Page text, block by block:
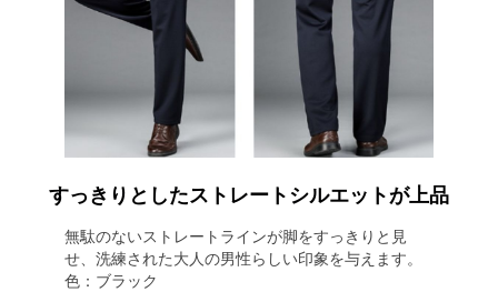
すっきりとしたストレートシルエットが上品
無駄のないストレートラインが脚をすっきりと見
せ、洗練された大人の男性らしい印象を与えます。
色：ブラック